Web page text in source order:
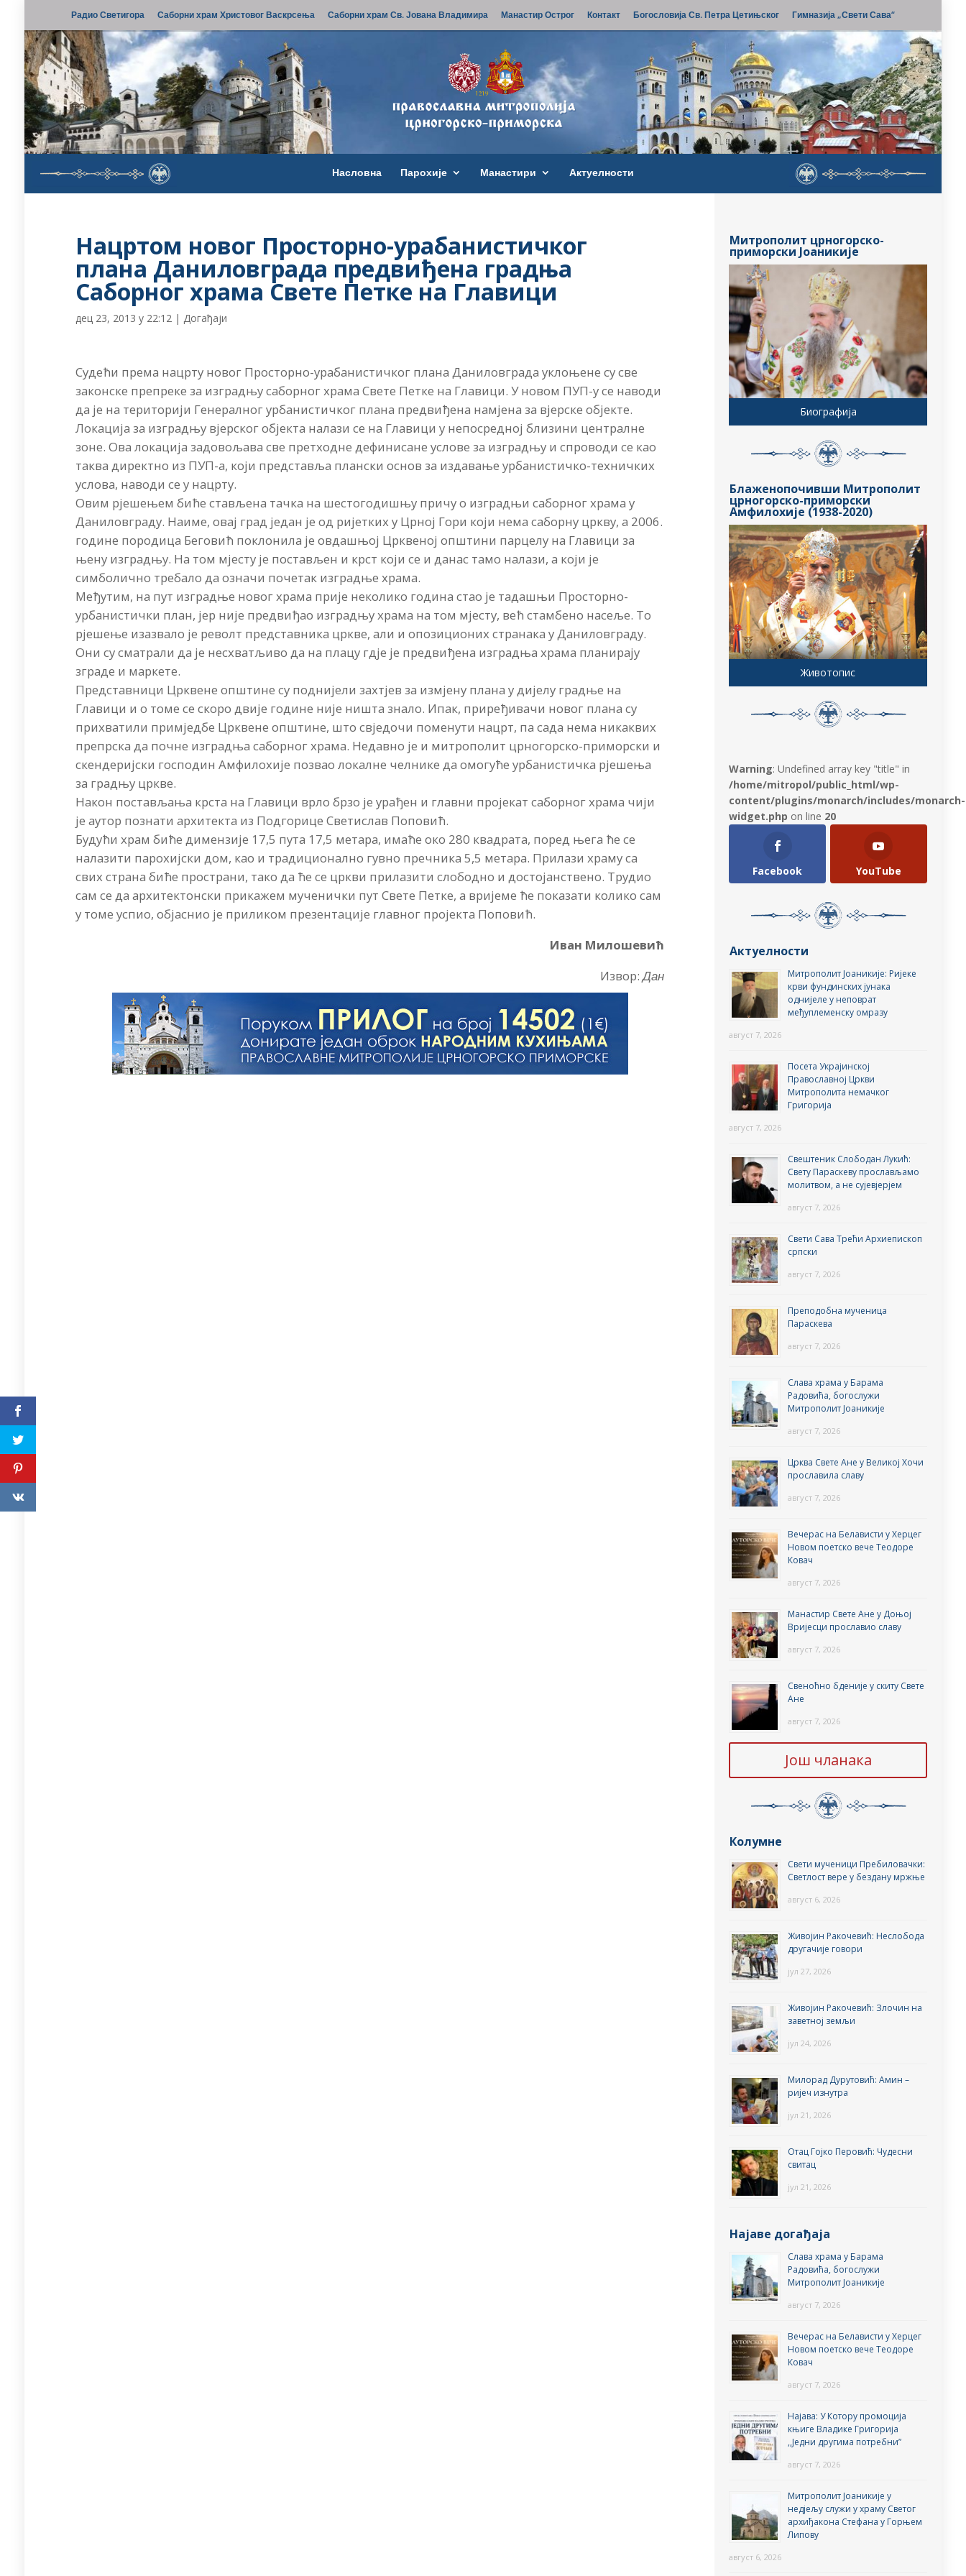
Радио Светигора Саборни храм Христовог Васкрсења Саборни храм Св. Јована Владимира Манастир Острог Контакт Богословија Св. Петра Цетињског Гимназија „Свети Сава“
Насловна Парохије Манастири Актуелности
Нацртом новог Просторно-урабанистичког
плана Даниловграда предвиђена градња
Саборног храма Свете Петке на Главици
дец 23, 2013 у 22:12 |Догађаји
Судећи према нацрту новог Просторно-урабанистичког плана Даниловграда уклоњене су све
законске препреке за изградњу саборног храма Свете Петке на Главици. У новом ПУП-у се наводи
да је на територији Генералног урбанистичког плана предвиђена намјена за вјерске објекте.
Локација за изградњу вјерског објекта налази се на Главици у непосредној близини централне
зоне. Ова локација задовољава све претходне дефинисане услове за изградњу и спроводи се као
таква директно из ПУП-а, који представља плански основ за издавање урбанистичко-техничких
услова, наводи се у нацрту.
Овим рјешењем биће стављена тачка на шестогодишњу причу о изградњи саборног храма у
Даниловграду. Наиме, овај град један је од ријетких у Црној Гори који нема саборну цркву, а 2006.
године породица Беговић поклонила је овдашњој Црквеној општини парцелу на Главици за
њену изградњу. На том мјесту је постављен и крст који се и данас тамо налази, а који је
симболично требало да означи почетак изградње храма.
Међутим, на пут изградње новог храма прије неколико година стао је тадашњи Просторно-
урбанистички план, јер није предвиђао изградњу храма на том мјесту, већ стамбено насеље. То
рјешење изазвало је револт представника цркве, али и опозиционих странака у Даниловграду.
Они су сматрали да је несхватљиво да на плацу гдје је предвиђена изградња храма планирају
зграде и маркете.
Представници Црквене општине су поднијели захтјев за измјену плана у дијелу градње на
Главици и о томе се скоро двије године није ништа знало. Ипак, приређивачи новог плана су
прихватили примједбе Црквене општине, што свједочи поменути нацрт, па сада нема никаквих
препрска да почне изградња саборног храма. Недавно је и митрополит црногорско-приморски и
скендеријски господин Амфилохије позвао локалне челнике да омогуће урбанистичка рјешења
за градњу цркве.
Након постављања крста на Главици врло брзо је урађен и главни пројекат саборног храма чији
је аутор познати архитекта из Подгорице Светислав Поповић.
Будући храм биће димензије 17,5 пута 17,5 метара, имаће око 280 квадрата, поред њега ће се
налазити парохијски дом, као и традиционално гувно пречника 5,5 метара. Прилази храму са
свих страна биће пространи, тако да ће се цркви прилазити слободно и достојанствено. Трудио
сам се да архитектонски прикажем мученички пут Свете Петке, а вријеме ће показати колико сам
у томе успио, објаснио је приликом презентације главног пројекта Поповић.
Иван Милошевић
Извор:Дан
Митрополит црногорско-
приморски Јоаникије
Биографија
Блаженопочивши Митрополит
црногорско-приморски
Амфилохије (1938-2020)
Животопис
Warning: Undefined array key "title" in
/home/mitropol/public_html/wp-
content/plugins/monarch/includes/monarch-
widget.php on line 20
Facebook YouTube
Актуелности
Митрополит Јоаникије: Ријеке
крви фундинских јунака
однијеле у неповрат
међуплеменску омразу
август 7, 2026
Посета Украјинској
Православној Цркви
Митрополита немачког
Григорија
август 7, 2026
Свештеник Слободан Лукић:
Свету Параскеву прослављамо
молитвом, а не сујевјерјем
август 7, 2026
Свети Сава Трећи Архиепископ
српски
август 7, 2026
Преподобна мученица
Параскева
август 7, 2026
Слава храма у Барама
Радовића, богослужи
Митрополит Јоаникије
август 7, 2026
Црква Свете Ане у Великој Хочи
прославила славу
август 7, 2026
Вечерас на Белависти у Херцег
Новом поетско вече Теодоре
Ковач
август 7, 2026
Манастир Свете Ане у Доњој
Вријесци прославио славу
август 7, 2026
Свеноћно бденије у скиту Свете
Ане
август 7, 2026
Још чланака
Колумне
Свети мученици Пребиловачки:
Светлост вере у бездану мржње
август 6, 2026
Живојин Ракочевић: Неслобода
другачије говори
јул 27, 2026
Живојин Ракочевић: Злочин на
заветној земљи
јул 24, 2026
Милорад Дурутовић: Амин –
ријеч изнутра
јул 21, 2026
Отац Гојко Перовић: Чудесни
свитац
јул 21, 2026
Најаве догађаја
Слава храма у Барама
Радовића, богослужи
Митрополит Јоаникије
август 7, 2026
Вечерас на Белависти у Херцег
Новом поетско вече Теодоре
Ковач
август 7, 2026
Најава: У Котору промоција
књиге Владике Григорија
,,Једни другима потребни”
август 7, 2026
Митрополит Јоаникије у
недјељу служи у храму Светог
архиђакона Стефана у Горњем
Липову
август 6, 2026